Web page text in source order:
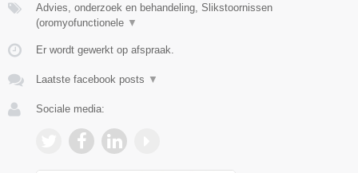
Advies, onderzoek en behandeling, Slikstoornissen
(oromyofunctionele ▼
Er wordt gewerkt op afspraak.
Laatste facebook posts ▼
Sociale media: